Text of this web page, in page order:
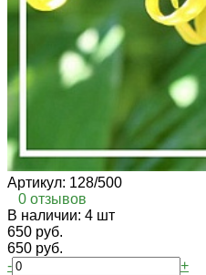
Артикул: 128/500
0 отзывов
В наличии: 4 шт
650 руб.
650 руб.
-
+